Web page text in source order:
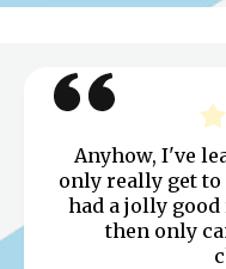
Anyhow, I've
only really get
had a jolly
then only